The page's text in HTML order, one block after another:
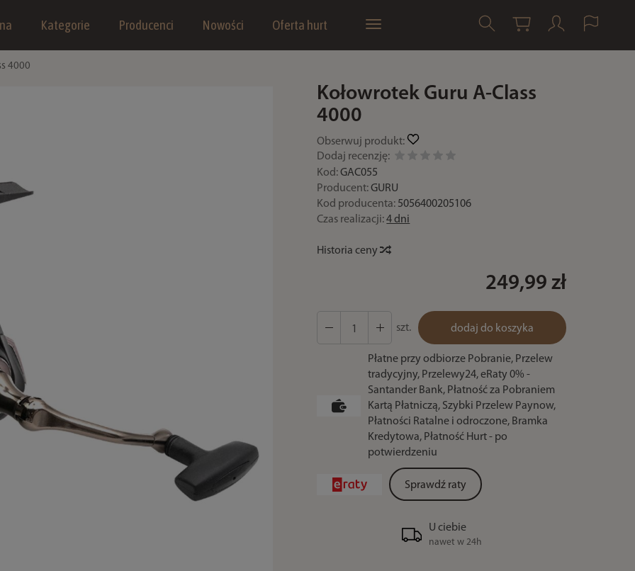
Kategorie Producenci Nowości Oferta hurt
4000
Kołowrotek Guru A-Class
4000
Obserwuj produkt:
Dodaj recenzję:
Kod: GAC055
Producent: GURU
Kod producenta: 5056400205106
Czas realizacji: 4 dni
Historia ceny
249,99 zł
szt. dodaj do koszyka
Płatne przy odbiorze Pobranie, Przelew
tradycyjny, Przelewy24, eRaty 0% -
Santander Bank, Płatność za Pobraniem
Kartą Płatniczą, Szybki Przelew Paynow,
Płatności Ratalne i odroczone, Bramka
Kredytowa, Płatność Hurt - po
potwierdzeniu
Sprawdź raty
U ciebie
nawet w 24h